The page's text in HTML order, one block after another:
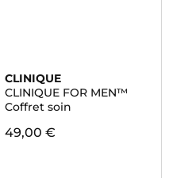
CLINIQUE
CLINIQUE FOR MEN™
Coffret soin
49,00 €